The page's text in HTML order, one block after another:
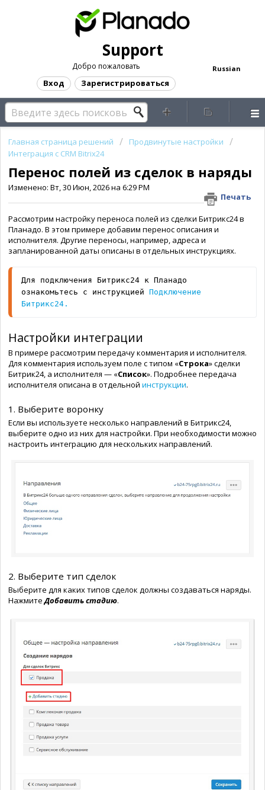
Support
Russian
Добро пожаловать
Вход Зарегистрироваться
Главная страница решений
Продвинутые настройки
Интеграция с CRM Bitrix24
Перенос полей из сделок в наряды
Печать
Изменено: Вт, 30 Июн, 2026 на 6:29 PM
Рассмотрим настройку переноса полей из сделки Битрикс24 в
Планадо. В этом примере добавим перенос описания и
исполнителя. Другие переносы, например, адреса и
запланированной даты описаны в отдельных инструкциях.
Для подключения Битрикс24 к Планадо
ознакомьтесь с инструкцией Подключение
Битрикс24.
Настройки интеграции
В примере рассмотрим передачу комментария и исполнителя.
Для комментария используем поле с типом «Строка» сделки
Битрик24, а исполнителя — «Список». Подробнее передача
исполнителя описана в отдельной инструкции.
1. Выберите воронку
Если вы используете несколько направлений в Битрикс24,
выберите одно из них для настройки. При необходимости можно
настроить интеграцию для нескольких направлений.
2. Выберите тип сделок
Выберите для каких типов сделок должны создаваться наряды.
НажмитеДобавить стадию.